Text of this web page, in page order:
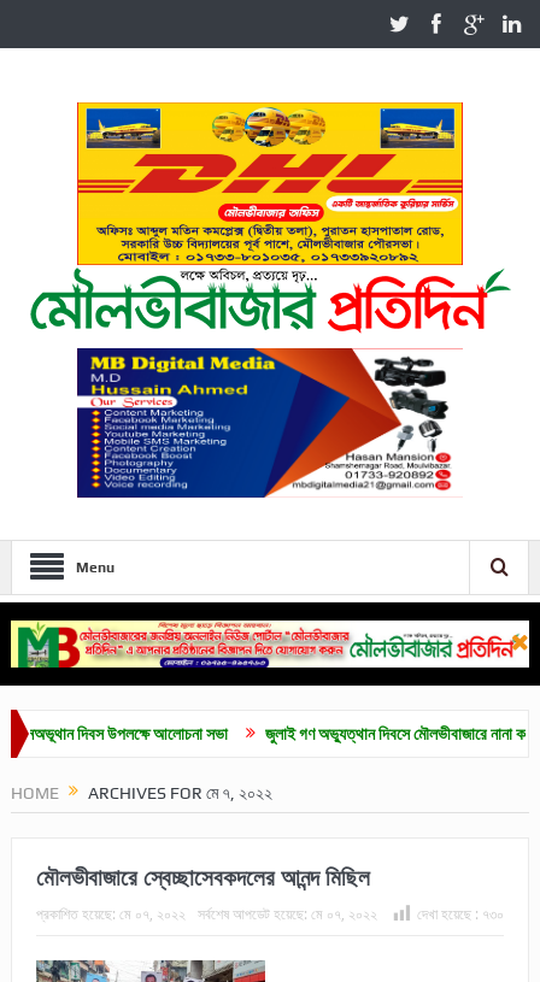
Menu
দিবস উপলক্ষে আলোচনা সভা জুলাই গণ অভ্যুত্থান দিবসে মৌলভীবাজারে নানা কর্মসূচি
HOME ARCHIVES FOR মে ৭, ২০২২
মৌলভীবাজারে স্বেচ্ছাসেবকদলের আনন্দ মিছিল
প্রকাশিত হয়েছে: মে ০৭, ২০২২ সর্বশেষ আপডেট হয়েছে: মে ০৭, ২০২২ দেখা হয়েছে : ৭৩০